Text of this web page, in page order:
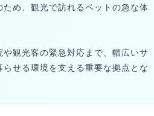
め、観光で訪れるペットの急な体
観光客の緊急対応まで、幅広いサ
せる環境を支える重要な拠点とな